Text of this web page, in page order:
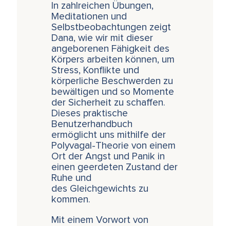
In zahlreichen Übungen,
Meditationen und
Selbstbeobachtungen zeigt
Dana, wie wir mit dieser
angeborenen Fähigkeit des
Körpers arbeiten können, um
Stress, Konflikte und
körperliche Beschwerden zu
bewältigen und so Momente
der Sicherheit zu schaffen.
Dieses praktische
Benutzerhandbuch
ermöglicht uns mithilfe der
Polyvagal-Theorie von einem
Ort der Angst und Panik in
einen geerdeten Zustand der
Ruhe und
des Gleichgewichts zu
kommen.
Mit einem Vorwort von